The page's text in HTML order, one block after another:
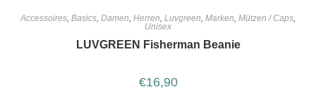
Accessoires, Basics, Damen, Herren, Luvgreen, Marken, Mützen / Caps,
Unisex
LUVGREEN Fisherman Beanie
€16,90